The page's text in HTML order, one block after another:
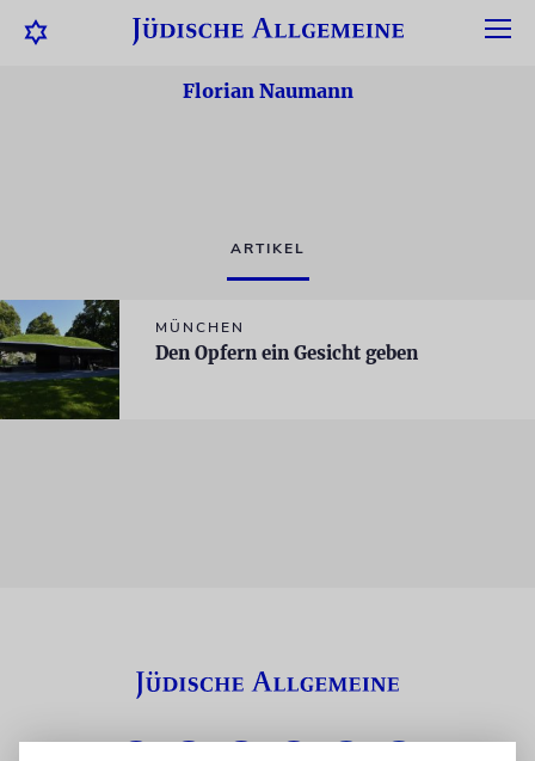
Florian Naumann
ARTIKEL
MÜNCHEN
Den Opfern ein Gesicht geben